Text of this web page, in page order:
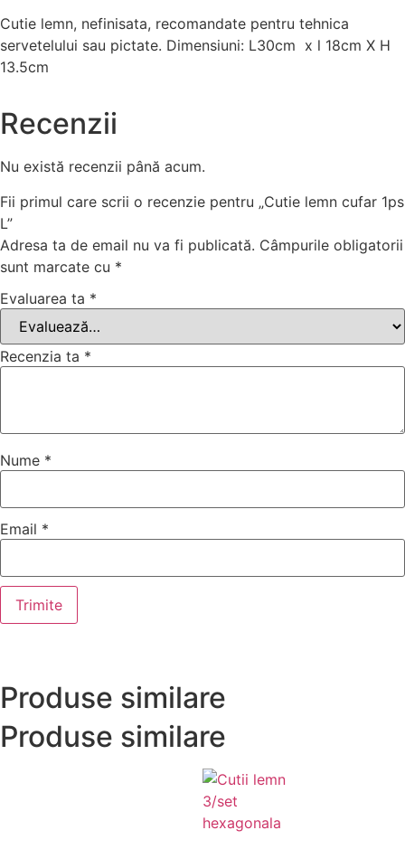
Cutie lemn, nefinisata, recomandate pentru tehnica
servetelului sau pictate. Dimensiuni: L30cm x l 18cm X H
13.5cm
Recenzii
Nu există recenzii până acum.
Fii primul care scrii o recenzie pentru „Cutie lemn cufar 1ps
L”
Adresa ta de email nu va fi publicată. Câmpurile obligatorii
sunt marcate cu *
Evaluarea ta *
Recenzia ta *
Nume *
Email *
Produse similare
Produse similare